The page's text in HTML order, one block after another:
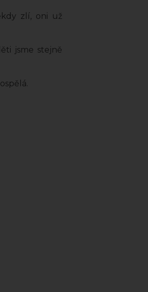
zlí, oni už
jsme stejně